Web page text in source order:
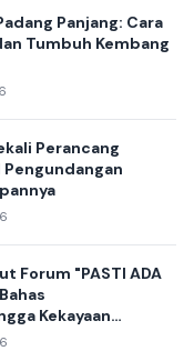
Panjang: Cara
Tumbuh Kembang
Perancang
Pengundangan
Forum "PASTI ADA
Kekayaan